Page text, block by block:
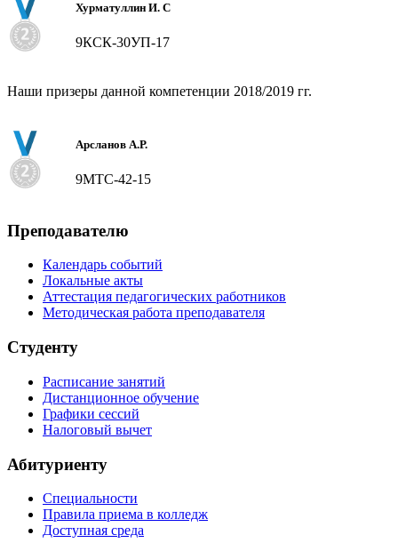
Хурматуллин И. С
9КСК-30УП-17
Наши призеры данной компетенции 2018/2019 гг.
Арсланов А.Р.
9МТС-42-15
Преподавателю
Календарь событий
Локальные акты
Аттестация педагогических работников
Методическая работа преподавателя
Студенту
Расписание занятий
Дистанционное обучение
Графики сессий
Налоговый вычет
Абитуриенту
Специальности
Правила приема в колледж
Доступная среда